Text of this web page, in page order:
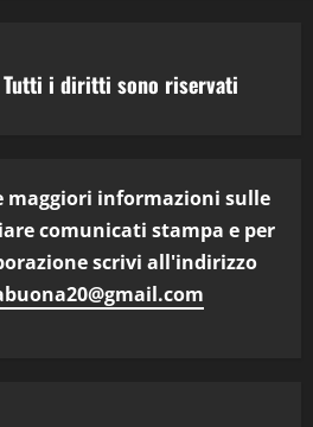
Tutti i diritti sono riservati
maggiori informazioni sulle
comunicati stampa e per
scrivi all'indirizzo